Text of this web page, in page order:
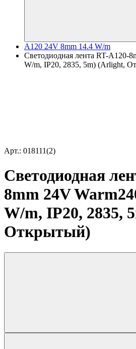
A120 24V 8mm 14.4 W/m
Светодиодная лента RT-A120-
W/m, IP20, 2835, 5m) (Arlight,
Арт.: 018111(2)
Светодиодная
8mm 24V
W/m, IP20, 2835,
Открытый)